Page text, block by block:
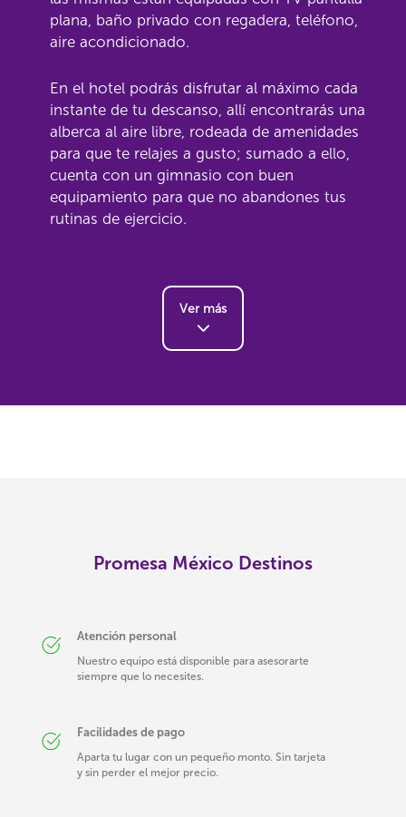
plana, baño privado con regadera, teléfono,
aire acondicionado.
En el hotel podrás disfrutar al máximo cada
instante de tu descanso, allí encontrarás una
alberca al aire libre, rodeada de amenidades
para que te relajes a gusto; sumado a ello,
cuenta con un gimnasio con buen
equipamiento para que no abandones tus
rutinas de ejercicio.
Ver más
Promesa México Destinos
Atención personal
Nuestro equipo está disponible para asesorarte
siempre que lo necesites.
Facilidades de pago
Aparta tu lugar con un pequeño monto. Sin tarjeta
y sin perder el mejor precio.